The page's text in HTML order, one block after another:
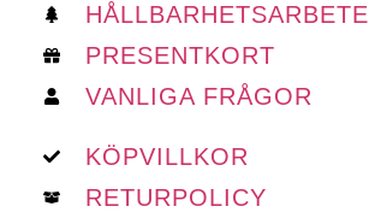
HÅLLBARHETSARBETE
PRESENTKORT
VANLIGA FRÅGOR
KÖPVILLKOR
RETURPOLICY